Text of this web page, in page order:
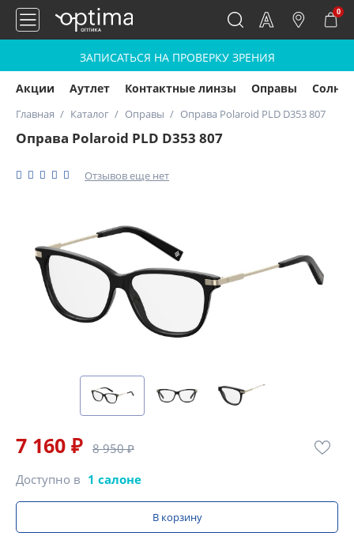
0
ЗАПИСАТЬСЯ НА ПРОВЕРКУ ЗРЕНИЯ
Акции Аутлет Контактные линзы Оправы
Главная Каталог Оправы Оправа Polaroid PLD D353 807
Оправа Polaroid PLD D353 807
Отзывов еще нет
7 160 ₽ 8 950 ₽
Доступно в 1 салоне
В корзину